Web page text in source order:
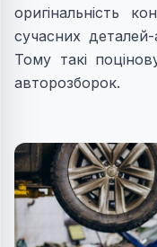
оригінальність
сучасних
Тому такі
авторозборок.